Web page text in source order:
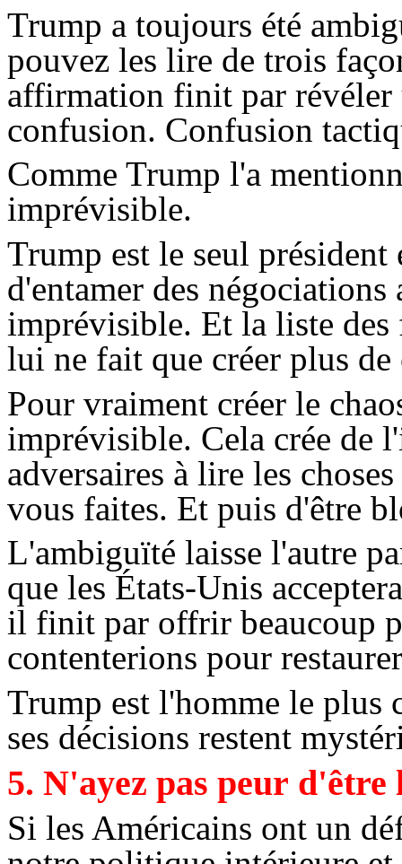
Trump a toujours été
pouvez les lire de trois
affirmation finit par révéler
confusion. Confusion
Comme Trump l'a
imprévisible.
Trump est le seul
d'entamer des
imprévisible. Et la liste des
lui ne fait que créer plus de
Pour vraiment créer le
imprévisible. Cela crée de
adversaires à lire les
vous faites. Et puis d'être
L'ambiguïté laisse l'autre
que les États-Unis
il finit par offrir beaucoup
contenterions pour
Trump est l'homme le plus
ses décisions restent
5. N'ayez pas peur d'être
Si les Américains ont un